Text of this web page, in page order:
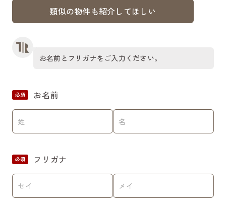
類似の物件も紹介してほしい
お名前とフリガナをご入力ください。
必須 お名前
必須 フリガナ